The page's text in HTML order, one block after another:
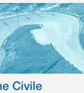
Civile